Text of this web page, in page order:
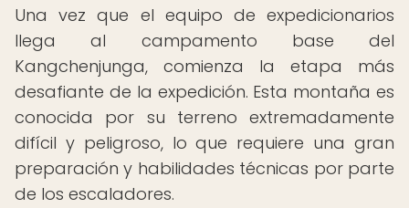
Una vez que el equipo de expedicionarios
llega al campamento base del
Kangchenjunga, comienza la etapa más
desafiante de la expedición. Esta montaña es
conocida por su terreno extremadamente
difícil y peligroso, lo que requiere una gran
preparación y habilidades técnicas por parte
de los escaladores.